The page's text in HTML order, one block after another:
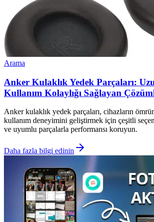
Arama
Anker Kulaklık Yedek Parçaları:
Kullanım Kolaylığı Sağlayan
Anker kulaklık yedek parçaları, cihazların
kullanım deneyimini geliştirmek için çeşitli
ve uyumlu parçalarla performansı koruyun.
Daha fazla bilgi edinin